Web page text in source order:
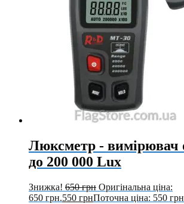
Люксметр - вимірювач
до 200 000 Lux
Знижка! 650грн Оригінальна ціна:
650 грн.550 грнПоточна ціна: 550